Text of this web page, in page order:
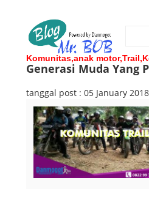
Komunitas,anak
Generasi Muda Yang
tanggal post : 05 January 2018